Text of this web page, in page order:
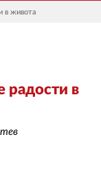
в живота
радости в